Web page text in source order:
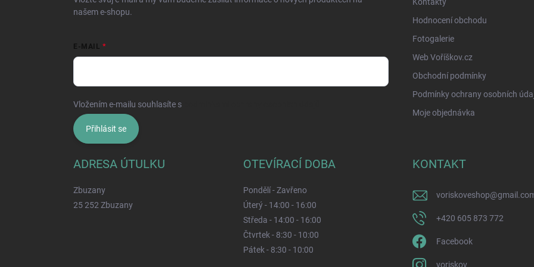
našem e-shopu.
E-MAIL
Vložením e-mailu souhlasíte s
Přihlásit se
Hodnocení obchodu
Fotogalerie
Web Voříškov.cz
Obchodní podmínky
Podmínky ochrany osobních
Moje objednávka
ADRESA ÚTULKU
Zbuzany
25 252 Zbuzany
OTEVÍRACÍ DOBA
Pondělí - Zavřeno
Úterý - 14:00 - 16:00
Středa - 14:00 - 16:00
Čtvrtek - 8:30 - 10:00
Pátek - 8:30 - 10:00
KONTAKT
voriskoveshop@
+420 605 873 772
Facebook
voriskov